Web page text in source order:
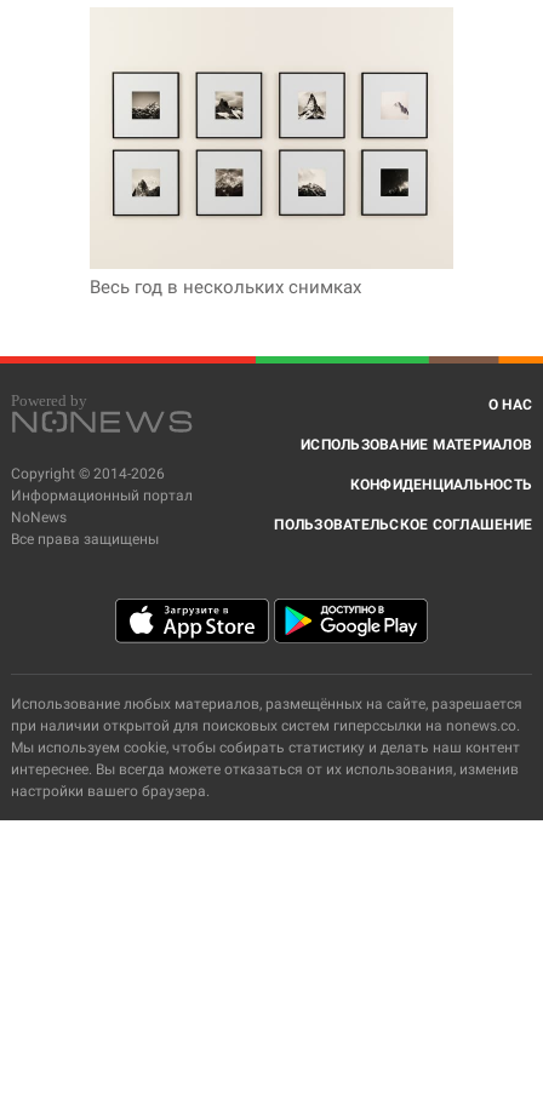
Весь год в нескольких снимках
Copyright © 2014-2026
Информационный портал
NoNews
Все права защищены
О НАС
ИСПОЛЬЗОВАНИЕ МАТЕРИАЛОВ
КОНФИДЕНЦИАЛЬНОСТЬ
ПОЛЬЗОВАТЕЛЬСКОЕ СОГЛАШЕНИЕ
Использование любых материалов, размещённых на сайте, разрешается
при наличии открытой для поисковых систем гиперссылки на nonews.co.
Мы используем cookie, чтобы собирать статистику и делать наш контент
интереснее. Вы всегда можете отказаться от их использования, изменив
настройки вашего браузера.